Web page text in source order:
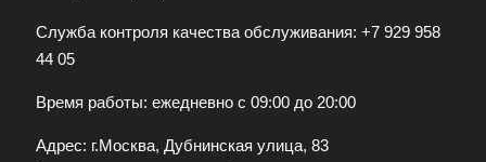
Служба контроля качества обслуживания: +7 929 958
44 05
Время работы: ежедневно с 09:00 до 20:00
Адрес: г.Москва, Дубнинская улица, 83